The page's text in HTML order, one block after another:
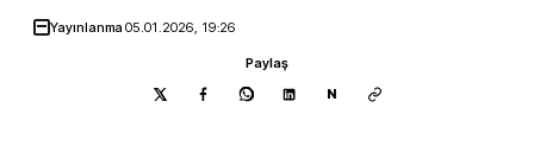
Yayınlanma05.01.2026, 19:26
Paylaş
N